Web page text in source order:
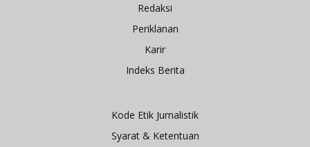
Redaksi
Periklanan
Karir
Indeks Berita
Kode Etik Jurnalistik
Syarat & Ketentuan